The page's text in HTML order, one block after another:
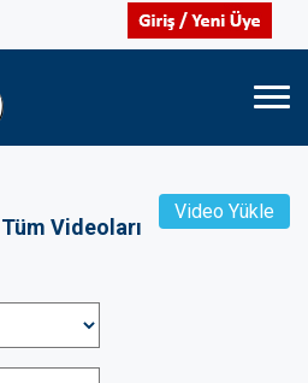
Videoları
Video Yükle